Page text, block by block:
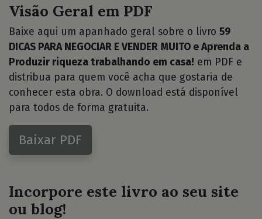
Visão Geral em PDF
Baixe aqui um apanhado geral sobre o livro 59
DICAS PARA NEGOCIAR E VENDER MUITO e Aprenda a
Produzir riqueza trabalhando em casa! em PDF e
distribua para quem você acha que gostaria de
conhecer esta obra. O download está disponível
para todos de forma gratuita.
Baixar PDF
Incorpore este livro ao seu site
ou blog!